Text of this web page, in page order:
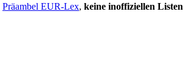
Präambel EUR-Lex, keine inoffiziellen Listen